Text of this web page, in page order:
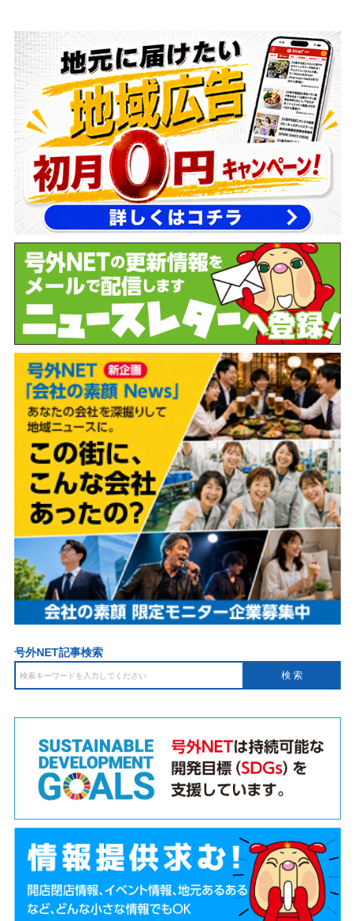
号外NET記事検索